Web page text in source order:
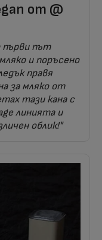
от @
първи път
и поръсено
правя
за мляко от
тази кана с
линията и
облик!"